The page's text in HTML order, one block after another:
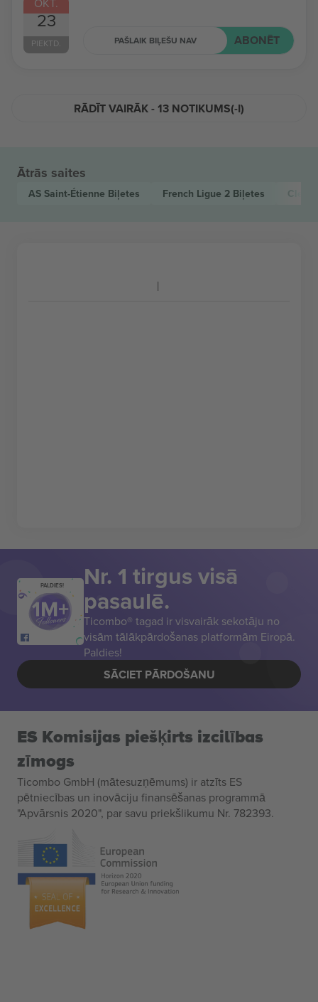
23
PIEKTD. PAŠLAIK BIĻEŠU NAV ABONĒT
RĀDĪT VAIRĀK - 13 NOTIKUMS(-I)
Ātrās saites
AS Saint-Étienne Biļetes French Ligue 2 Biļetes
PALDIES! Nr. 1 tirgus visā
pasaulē.
Ticombo® tagad ir visvairāk sekotāju no
visām tālākpārdošanas platformām Eiropā.
Paldies!
SĀCIET PĀRDOŠANU
ES Komisijas piešķirts izcilības
zīmogs
Ticombo GmbH (mātesuzņēmums) ir atzīts ES
pētniecības un inovāciju finansēšanas programmā
"Apvārsnis 2020", par savu priekšlikumu Nr. 782393.